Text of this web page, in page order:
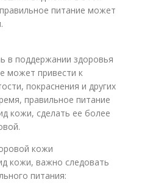
питание может
в поддержании здоровья
может привести к
покраснения и других
правильное питание
кожи, сделать ее более
кожи
кожи, важно следовать
питания: